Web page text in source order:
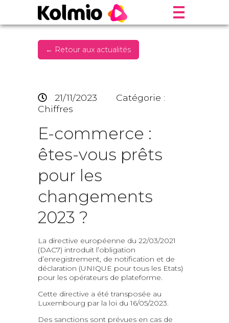
← Retour aux actualités
21/11/2023
Catégorie :
Chiffres
E-commerce :
êtes-vous prêts
pour les
changements
2023 ?
La directive européenne du 22/03/2021
(DAC7) introduit l’obligation
d’enregistrement, de notification et de
déclaration (UNIQUE pour tous les Etats)
pour les opérateurs de plateforme.
Cette directive a été transposée au
Luxembourg par la loi du 16/05/2023.
Des sanctions sont prévues en cas de